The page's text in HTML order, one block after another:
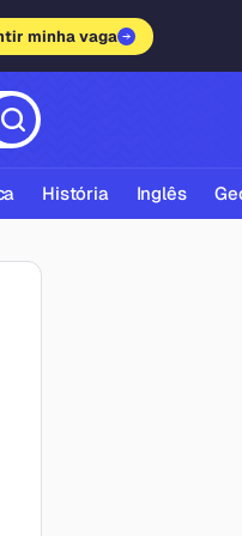
minha vaga
História Inglês